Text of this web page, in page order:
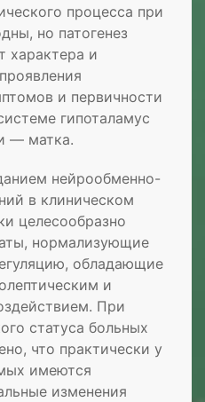
процесса при
но патогенез
характера и
и первичности
гипоталамус
— матка.
нейрообменно-
в клиническом
целесообразно
нормализующие
обладающие
и
При
статуса больных
что практически у
имеются
изменения